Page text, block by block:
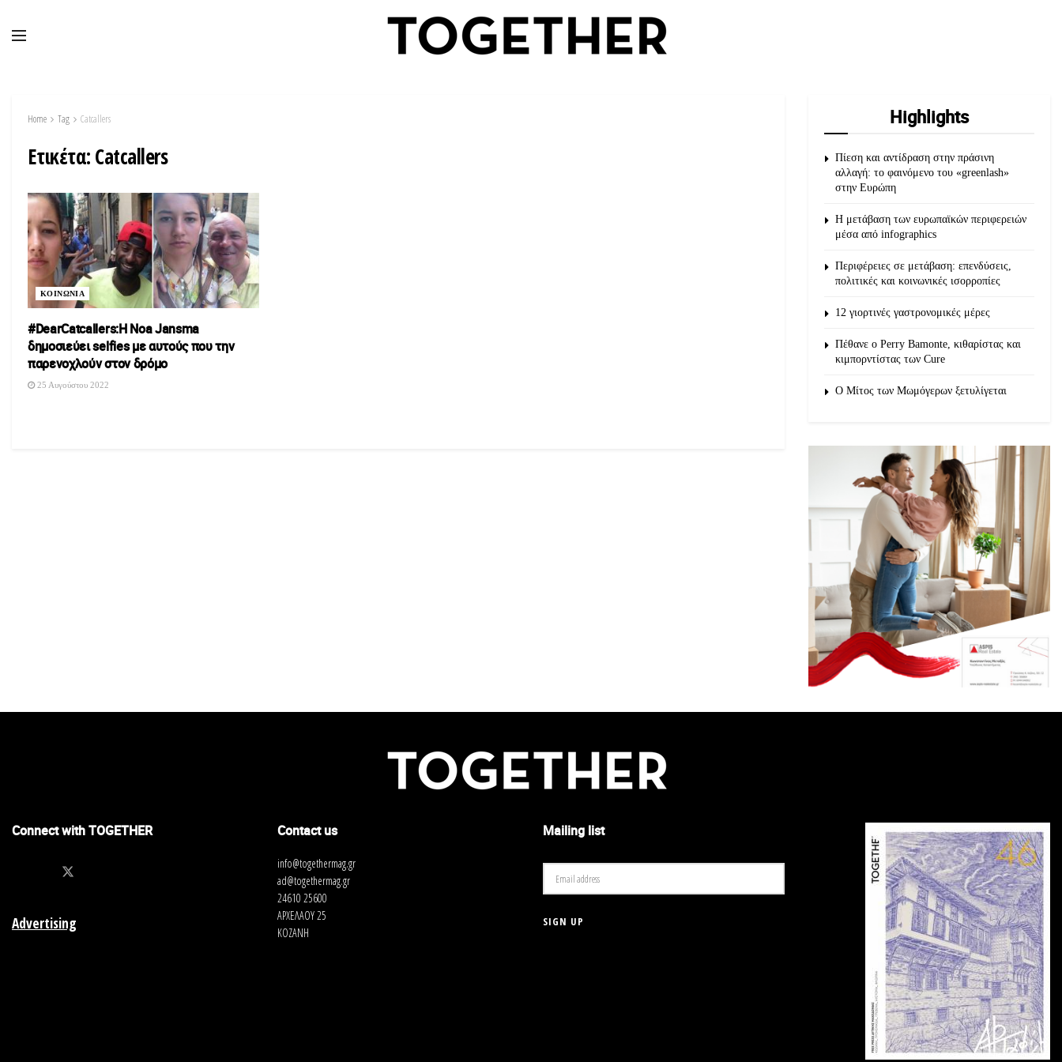
Home Tag Catcallers
Ετικέτα:Catcallers
ΚΟΙΝΩΝΙΑ
#DearCatcallers:Η Νoa Jansma
δημοσιεύει selfies με αυτούς που την
παρενοχλούν στον δρόμο
25 Αυγούστου 2022
Highlights
Πίεση και αντίδραση στην πράσινη
αλλαγή: το φαινόμενο του «greenlash»
στην Ευρώπη
Η μετάβαση των ευρωπαϊκών περιφερειών
μέσα από infographics
Περιφέρειες σε μετάβαση: επενδύσεις,
πολιτικές και κοινωνικές ισορροπίες
12 γιορτινές γαστρονομικές μέρες
Πέθανε ο Perry Bamonte, κιθαρίστας και
κιμπορντίστας των Cure
O Μίτος των Μωμόγερων ξετυλίγεται
Connect with TOGETHER
Advertising
Contact us
info@togethermag.gr
ad@togethermag.gr
24610 25600
ΑΡΧΕΛΑΟΥ 25
ΚΟΖΑΝΗ
Mailing list